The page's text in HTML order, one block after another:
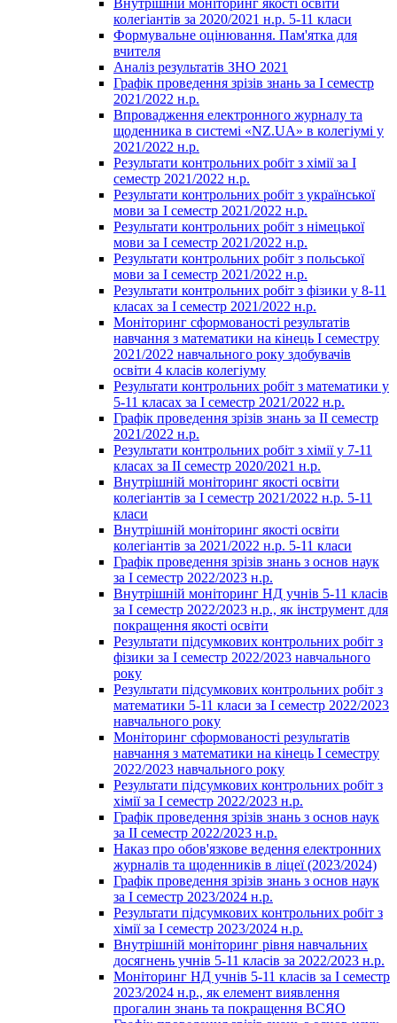
колегіантів за 2020/2021 н.р. 5-11 класи
Формувальне оцінювання. Пам'ятка для
вчителя
Аналіз результатів ЗНО 2021
Графік проведення зрізів знань за І семестр
2021/2022 н.р.
Впровадження електронного журналу та
щоденника в системі «NZ.UA» в колегіумі у
2021/2022 н.р.
Результати контрольних робіт з хімії за І
семестр 2021/2022 н.р.
Результати контрольних робіт з української
мови за І семестр 2021/2022 н.р.
Результати контрольних робіт з німецької
мови за І семестр 2021/2022 н.р.
Результати контрольних робіт з польської
мови за І семестр 2021/2022 н.р.
Результати контрольних робіт з фізики у 8-11
класах за І семестр 2021/2022 н.р.
Моніторинг сформованості результатів
навчання з математики на кінець І семестру
2021/2022 навчального року здобувачів
освіти 4 класів колегіуму
Результати контрольних робіт з математики у
5-11 класах за І семестр 2021/2022 н.р.
Графік проведення зрізів знань за ІІ семестр
2021/2022 н.р.
Результати контрольних робіт з хімії у 7-11
класах за ІІ семестр 2020/2021 н.р.
Внутрішній моніторинг якості освіти
колегіантів за І семестр 2021/2022 н.р. 5-11
класи
Внутрішній моніторинг якості освіти
колегіантів за 2021/2022 н.р. 5-11 класи
Графік проведення зрізів знань з основ наук
за І семестр 2022/2023 н.р.
Внутрішній моніторинг НД учнів 5-11 класів
за І семестр 2022/2023 н.р., як інструмент для
покращення якості освіти
Результати підсумкових контрольних робіт з
фізики за І семестр 2022/2023 навчального
року
Результати підсумкових контрольних робіт з
математики 5-11 класи за І семестр 2022/2023
навчального року
Моніторинг сформованості результатів
навчання з математики на кінець І семестру
2022/2023 навчального року
Результати підсумкових контрольних робіт з
хімії за І семестр 2022/2023 н.р.
Графік проведення зрізів знань з основ наук
за ІІ семестр 2022/2023 н.р.
Наказ про обов'язкове ведення електронних
журналів та щоденників в ліцеї (2023/2024)
Графік проведення зрізів знань з основ наук
за І семестр 2023/2024 н.р.
Результати підсумкових контрольних робіт з
хімії за І семестр 2023/2024 н.р.
Внутрішній моніторинг рівня навчальних
досягнень учнів 5-11 класів за 2022/2023 н.р.
Моніторинг НД учнів 5-11 класів за І семестр
2023/2024 н.р., як елемент виявлення
прогалин знань та покращення ВСЯО